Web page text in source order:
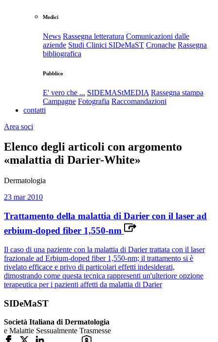
Medici
News Rassegna letteratura Comunicazioni dalle
aziende Studi Clinici SIDeMaST Cronache Rassegna
bibliografica
Pubblico
E' vero che ... SIDEMAStMEDIA Rassegna stampa
Campagne Fotografia Raccomandazioni
contatti
Area soci
Elenco degli articoli con argomento
«malattia di Darier-White»
Dermatologia
23 mar 2010
Trattamento della malattia di Darier con il laser ad
erbium-doped fiber 1,550-nm
Il caso di una paziente con la malattia di Darier trattata con il laser
frazionale ad Erbium-doped fiber 1,550-nm; il trattamento si è
rivelato efficace e privo di particolari effetti indesiderati,
dimostrando come questa tecnica rappresenti un'ulteriore opzione
terapeutica per i pazienti affetti da malattia di Darier
SIDeMaST
Società Italiana di Dermatologia
e Malattie Sessualmente Trasmesse